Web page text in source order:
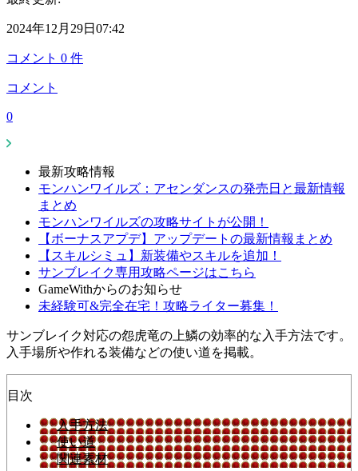
2024年12月29日07:42
コメント 0 件
コメント
0
最新攻略情報
モンハンワイルズ：アセンダンスの発売日と最新情報
まとめ
モンハンワイルズの攻略サイトが公開！
【ボーナスアプデ】アップデートの最新情報まとめ
【スキルシミュ】新装備やスキルを追加！
サンブレイク専用攻略ページはこちら
GameWithからのお知らせ
未経験可&完全在宅！攻略ライター募集！
サンブレイク対応の怨虎竜の上鱗の効率的な入手方法です。
入手場所や作れる装備などの使い道を掲載。
目次
入手方法
使い道
関連素材